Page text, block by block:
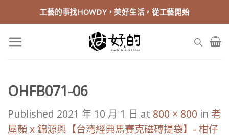
to
content
工藝的事找HOWDY，美好生活，從工藝開始
OHFB071-06
Published 2021 年 10 月 1 日 at 800 × 800 in 老
屋顏 x 錦源興【台灣經典馬賽克磁磚提袋】- 柑仔